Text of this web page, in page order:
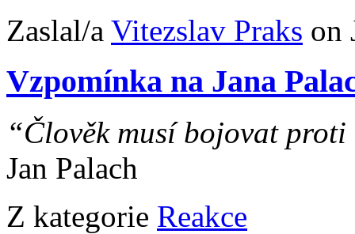
Zaslal/a Vitezslav Praks on
Vzpomínka na Jana
“Člověk musí bojovat
Jan Palach
Z kategorie Reakce